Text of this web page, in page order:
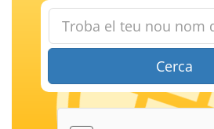
Cerca